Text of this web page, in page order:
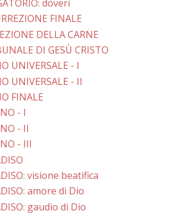
doveri
FINALE
DELLA CARNE
DI GESÙ CRISTO
UNIVERSALE - I
UNIVERSALE - II
FINALE
- I
- II
- III
visione beatifica
amore di Dio
gaudio di Dio